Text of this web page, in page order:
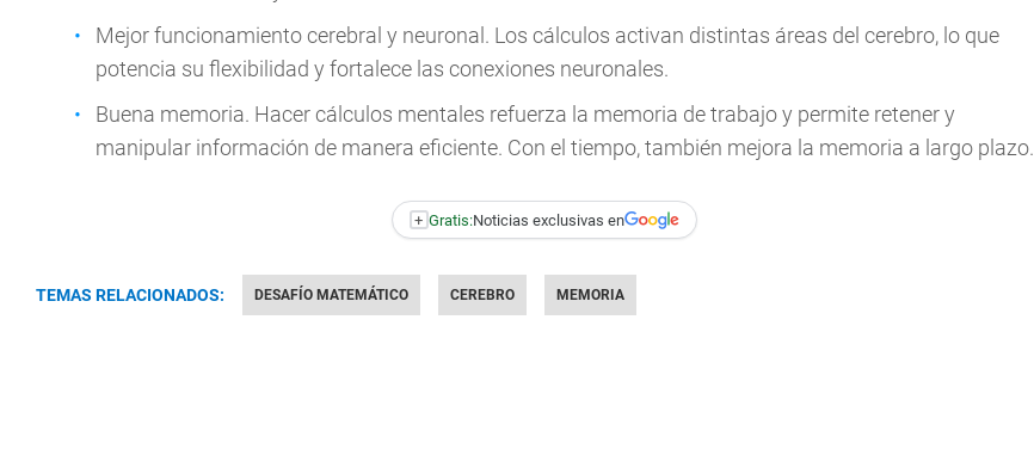
Mejor funcionamiento cerebral y neuronal. Los cálculos activan distintas áreas del cerebro, lo que
potencia su flexibilidad y fortalece las conexiones neuronales.
Buena memoria. Hacer cálculos mentales refuerza la memoria de trabajo y permite retener y
manipular información de manera eficiente. Con el tiempo, también mejora la memoria a largo plazo.
+ Gratis:Noticias exclusivas en
TEMAS RELACIONADOS: DESAFÍO MATEMÁTICO CEREBRO MEMORIA